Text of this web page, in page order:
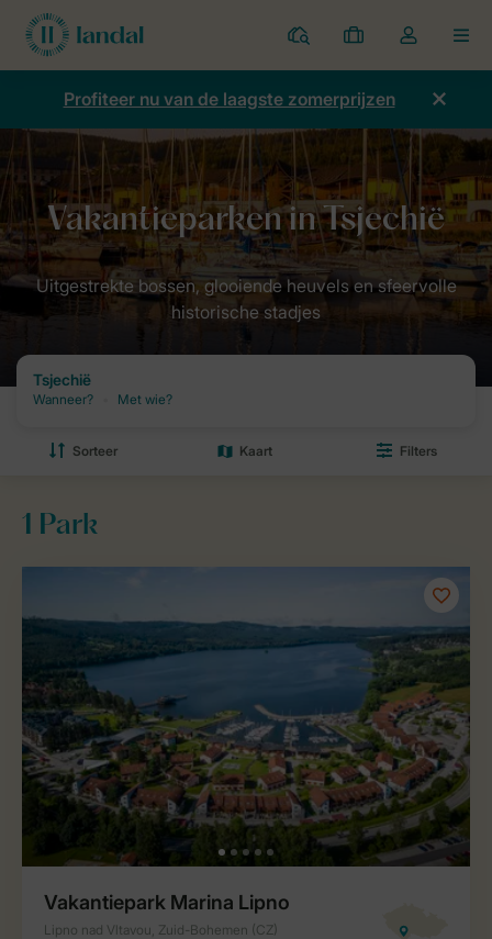
Parken
Mijn
boekingen
Open
de
dropdown
mijn
Profiteer nu van de laagste zomerprijzen
Bestemmingen van Landal Tsjechië